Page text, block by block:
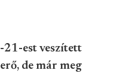
est veszített
de már meg